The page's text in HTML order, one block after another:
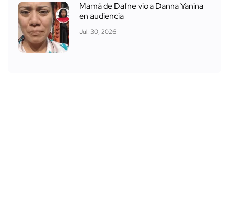
Mamá de Dafne vio a Danna Yanina
en audiencia
Jul. 30, 2026